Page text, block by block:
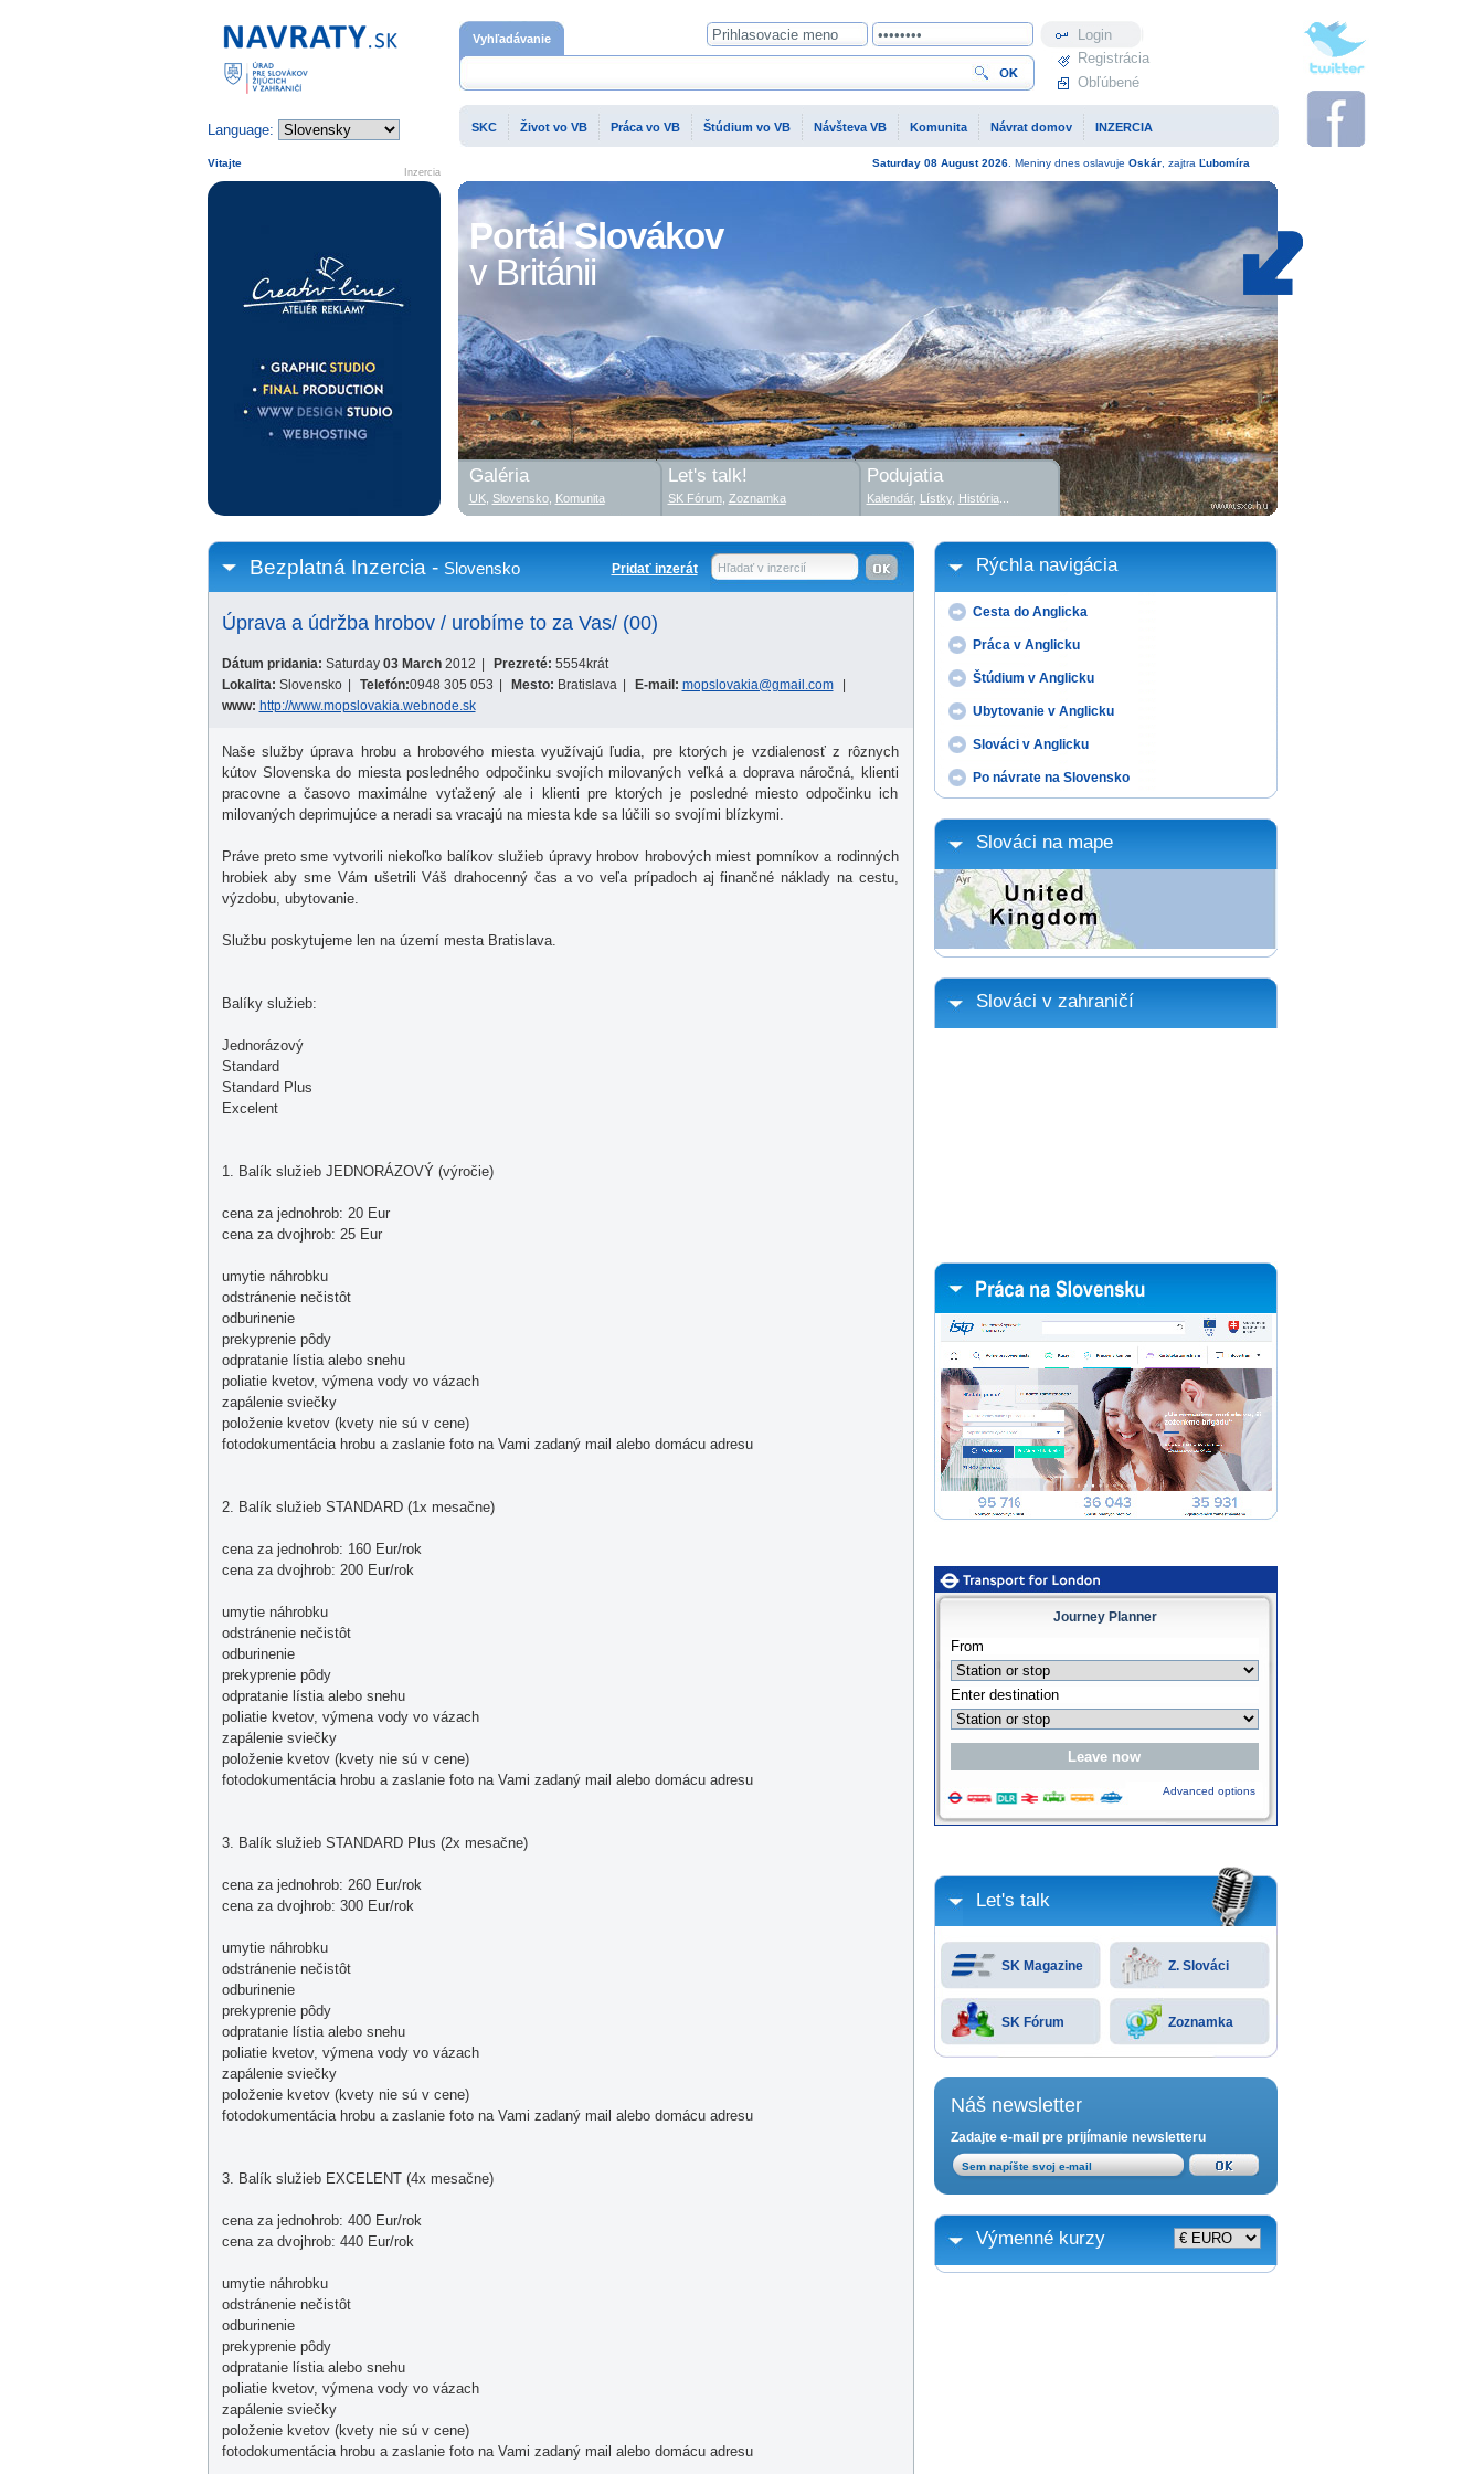
Portál Slovákov
v Británii
Bezplatná Inzercia - Slovensko Hľadať v inzercií
Pridať inzerát
Úprava a údržba hrobov / urobíme to za Vas/ (00)
Dátum pridania: Saturday 03 March2012 Prezreté: 5554krát
Lokalita: Slovensko Telefón:0948 305 053 Mesto: Bratislava E-mail: mopslovakia@gmail.com
www: http://www.mopslovakia.webnode.sk
Naše služby úprava hrobu a hrobového miesta využívajú ľudia, pre ktorých je vzdialenosť z rôznych
kútov Slovenska do miesta posledného odpočinku svojích milovaných veľká a doprava náročná, klienti
pracovne a časovo maximálne vyťažený ale i klienti pre ktorých je posledné miesto odpočinku ich
milovaných deprimujúce a neradi sa vracajú na miesta kde sa lúčili so svojími blízkymi.
Práve preto sme vytvorili niekoľko balíkov služieb úpravy hrobov hrobových miest pomníkov a rodinných
hrobiek aby sme Vám ušetrili Váš drahocenný čas a vo veľa prípadoch aj finančné náklady na cestu,
výzdobu, ubytovanie.
Službu poskytujeme len na území mesta Bratislava.
Balíky služieb:
Jednorázový
Standard
Standard Plus
Excelent
1. Balík služieb JEDNORÁZOVÝ (výročie)
cena za jednohrob: 20 Eur
cena za dvojhrob: 25 Eur
umytie náhrobku
odstránenie nečistôt
odburinenie
prekyprenie pôdy
odpratanie lístia alebo snehu
poliatie kvetov, výmena vody vo vázach
zapálenie sviečky
položenie kvetov (kvety nie sú v cene)
fotodokumentácia hrobu a zaslanie foto na Vami zadaný mail alebo domácu adresu
2. Balík služieb STANDARD (1x mesačne)
cena za jednohrob: 160 Eur/rok
cena za dvojhrob: 200 Eur/rok
umytie náhrobku
odstránenie nečistôt
odburinenie
prekyprenie pôdy
odpratanie lístia alebo snehu
poliatie kvetov, výmena vody vo vázach
zapálenie sviečky
položenie kvetov (kvety nie sú v cene)
fotodokumentácia hrobu a zaslanie foto na Vami zadaný mail alebo domácu adresu
3. Balík služieb STANDARD Plus (2x mesačne)
cena za jednohrob: 260 Eur/rok
cena za dvojhrob: 300 Eur/rok
umytie náhrobku
odstránenie nečistôt
odburinenie
prekyprenie pôdy
odpratanie lístia alebo snehu
poliatie kvetov, výmena vody vo vázach
zapálenie sviečky
položenie kvetov (kvety nie sú v cene)
fotodokumentácia hrobu a zaslanie foto na Vami zadaný mail alebo domácu adresu
3. Balík služieb EXCELENT (4x mesačne)
cena za jednohrob: 400 Eur/rok
cena za dvojhrob: 440 Eur/rok
umytie náhrobku
odstránenie nečistôt
odburinenie
prekyprenie pôdy
odpratanie lístia alebo snehu
poliatie kvetov, výmena vody vo vázach
zapálenie sviečky
položenie kvetov (kvety nie sú v cene)
fotodokumentácia hrobu a zaslanie foto na Vami zadaný mail alebo domácu adresu
Rýchla navigácia
Cesta do Anglicka
Práca v Anglicku
Štúdium v Anglicku
Ubytovanie v Anglicku
Slováci v Anglicku
Po návrate na Slovensko
Slováci na mape
Slováci v zahraničí
Journey Planner
Advanced options
Let's talk
SK Magazine Z. Slováci
SK Fórum Zoznamka
Náš newsletter
Zadajte e-mail pre prijímanie newsletteru
Výmenné kurzy
Domovská stránka
Language:
Vyhľadávanie
SKC Život vo VB Práca vo VB Štúdium vo VB Návšteva VB Komunita Návrat domov INZERCIA
Profil
Registrácia
Obľúbené
Inzercia
Vitajte Saturday 08 August2026. Meniny dnes oslavuje Oskár, zajtra Ľubomíra
Galéria
UK, Slovensko, Komunita
Let's talk!
SK Fórum, Zoznamka
Podujatia
Kalendár, Lístky, História